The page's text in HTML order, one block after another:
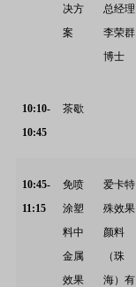
决方
案
总经理
李荣群
博士
10:10-
10:45
茶歇
10:45-
11:15
免喷
涂塑
料中
金属
效果
爱卡特
殊效果
颜料
（珠
海）有